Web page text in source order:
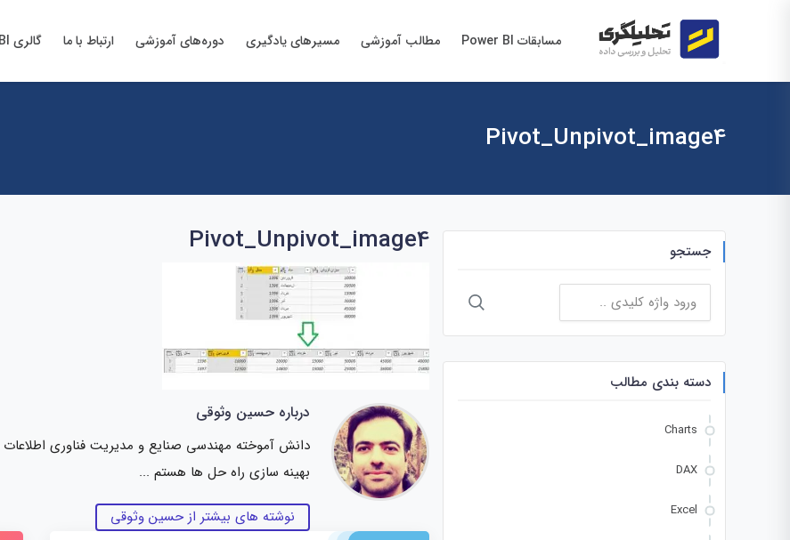
مسابقات Power BI مطالب آموزشی مسیرهای یادگیری دوره‌های آموزشی ارتباط با ما گالری Power BI
Pivot_Unpivot_image4
Pivot_Unpivot_image4
درباره حسین وثوقی
دانش آموخته مهندسی صنایع و مدیریت فناوری اطلاعات
بهینه سازی راه حل ها هستم ...
نوشته های بیشتر از حسین وثوقی
جستجو
جستجو
برای:
دسته بندی مطالب
Charts
DAX
Excel